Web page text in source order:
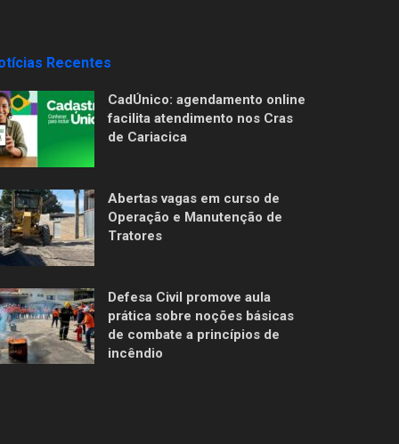
Recentes
CadÚnico: agendamento online
facilita atendimento nos Cras
de Cariacica
Abertas vagas em curso de
Operação e Manutenção de
Tratores
Defesa Civil promove aula
prática sobre noções básicas
de combate a princípios de
incêndio